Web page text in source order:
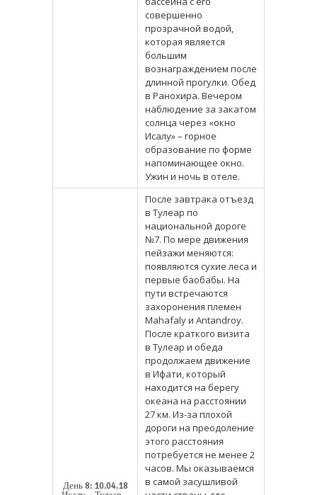
совершенно
прозрачной водой,
которая является
большим
вознаграждением после
длинной прогулки. Обед
в Ранохира. Вечером
наблюдение за закатом
солнца через «окно
Исалу» – горное
образование по форме
напоминающее окно.
Ужин и ночь в отеле.
День 8: 10.04.18
После завтрака отъезд
в Тулеар по
национальной дороге
№7. По мере движения
пейзажи меняются:
появляются сухие леса и
первые баобабы. На
пути встречаются
захоронения племен
Mahafaly и Antandroy.
После краткого визита
в Тулеар и обеда
продолжаем движение
в Ифати, который
находится на берегу
океана на расстоянии
27 км. Из-за плохой
дороги на преодоление
этого расстояния
потребуется не менее 2
часов. Мы оказываемся
в самой засушливой